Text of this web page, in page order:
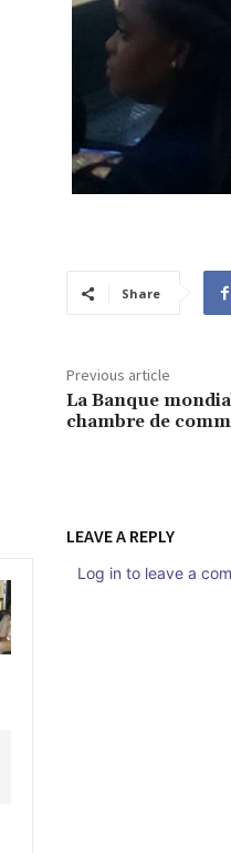
Share
Previous article
La Banque
chambre de
LEAVE A REPLY
Log in to leave a